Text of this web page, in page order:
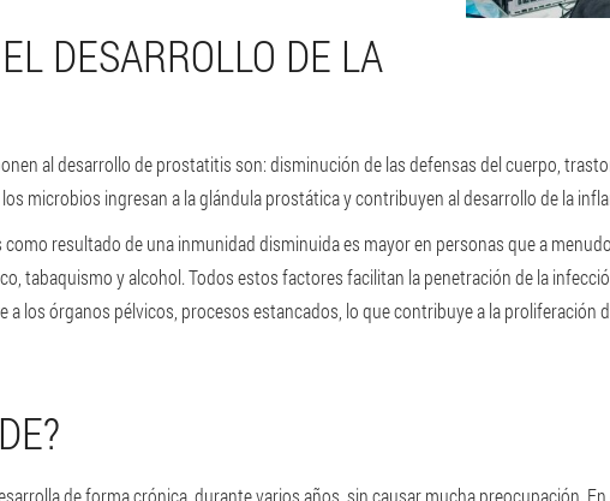
DESARROLLO DE LA
al desarrollo de prostatitis son: disminución de las defensas del cuerpo,
microbios ingresan a la glándula prostática y contribuyen al desarrollo de la
resultado de una inmunidad disminuida es mayor en personas que a
tabaquismo y alcohol. Todos estos factores facilitan la penetración de la
los órganos pélvicos, procesos estancados, lo que contribuye a la proliferación
de forma crónica, durante varios años, sin causar mucha preocupación.